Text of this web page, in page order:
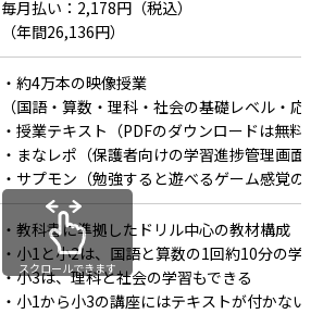
毎月払い：2,178円（税込）
（年間26,136円）
・約4万本の映像授業
（国語・算数・理科・社会の基礎レベル・
・授業テキスト（PDFのダウンロードは無
・まなレポ（保護者向けの学習進捗管理画面
・サプモン（勉強すると遊べるゲーム感覚
・教科書に準拠したドリル中心の教材構成
・小1と小2は、国語と算数の1回約10分の学
・小3は、理科と社会の学習もできる
・小1から小3の講座にはテキストが付かない
スクロールできます